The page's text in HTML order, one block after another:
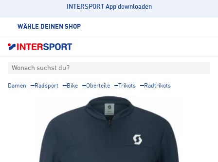
INTERSPORT App downloaden
WÄHLE DEINEN SHOP
Wonach suchst du?
Damen Radsport Bike Oberteile Trikots Radtrikots